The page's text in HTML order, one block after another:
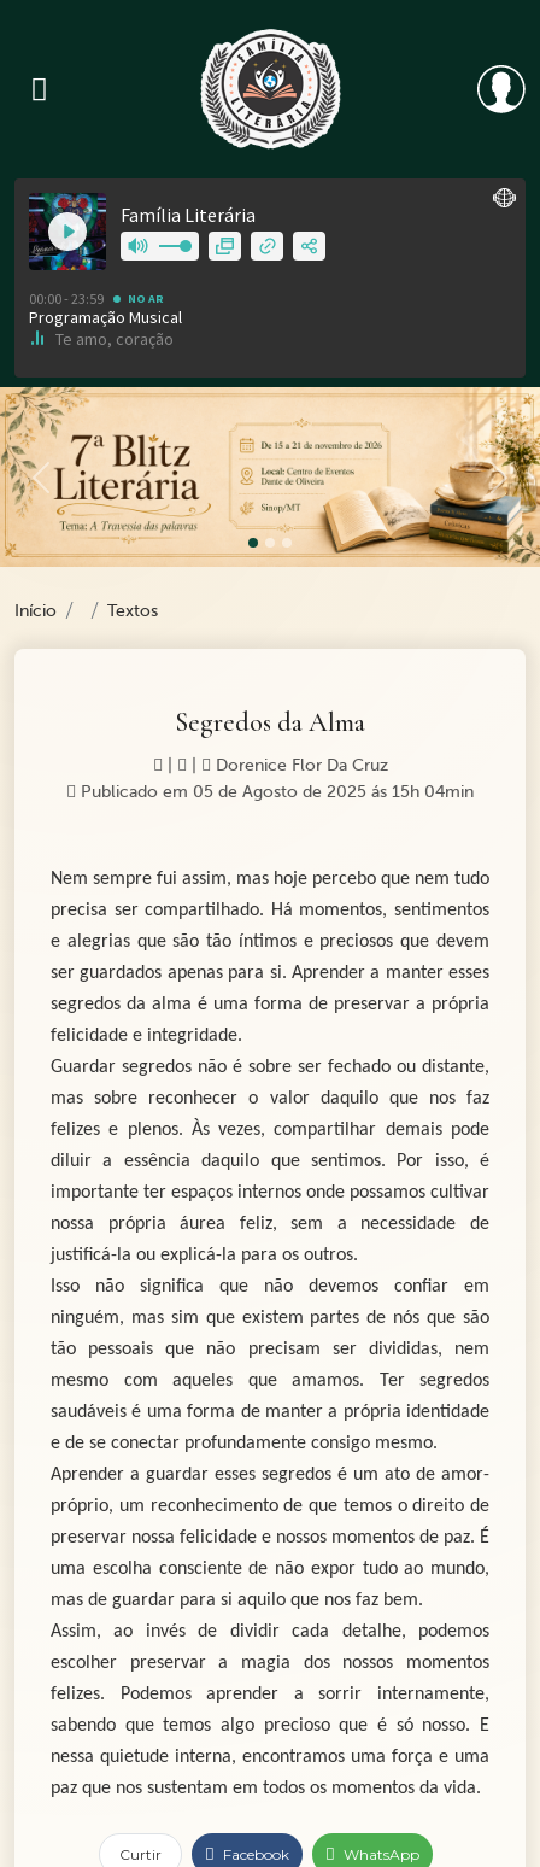
Previous
Início Textos
Segredos da Alma
Dorenice Flor Da Cruz
Publicado em 05 de Agosto de 2025 ás 15h 04min
Nem sempre fui assim, mas hoje percebo que nem tudo
precisa ser compartilhado. Há momentos, sentimentos
e alegrias que são tão íntimos e preciosos que devem
ser guardados apenas para si. Aprender a manter esses
segredos da alma é uma forma de preservar a própria
felicidade e integridade.
Guardar segredos não é sobre ser fechado ou distante,
mas sobre reconhecer o valor daquilo que nos faz
felizes e plenos. Às vezes, compartilhar demais pode
diluir a essência daquilo que sentimos. Por isso, é
importante ter espaços internos onde possamos cultivar
nossa própria áurea feliz, sem a necessidade de
justificá-la ou explicá-la para os outros.
Isso não significa que não devemos confiar em
ninguém, mas sim que existem partes de nós que são
tão pessoais que não precisam ser divididas, nem
mesmo com aqueles que amamos. Ter segredos
saudáveis é uma forma de manter a própria identidade
e de se conectar profundamente consigo mesmo.
Aprender a guardar esses segredos é um ato de amor-
próprio, um reconhecimento de que temos o direito de
preservar nossa felicidade e nossos momentos de paz. É
uma escolha consciente de não expor tudo ao mundo,
mas de guardar para si aquilo que nos faz bem.
Assim, ao invés de dividir cada detalhe, podemos
escolher preservar a magia dos nossos momentos
felizes. Podemos aprender a sorrir internamente,
sabendo que temos algo precioso que é só nosso. E
nessa quietude interna, encontramos uma força e uma
paz que nos sustentam em todos os momentos da vida.
Curtir Facebook WhatsApp